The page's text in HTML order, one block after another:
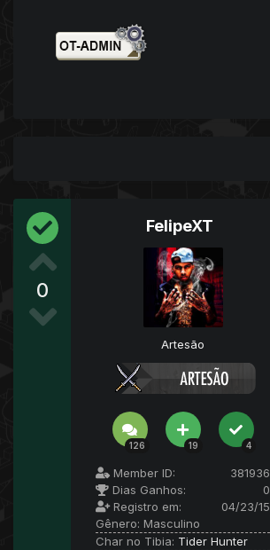
0
FelipeXT
Artesão
126 19 4
Member ID:
381936
Dias Ganhos:
0
Registro em:
04/23/15
Gênero: Masculino
Char no Tibia: Tider Hunter